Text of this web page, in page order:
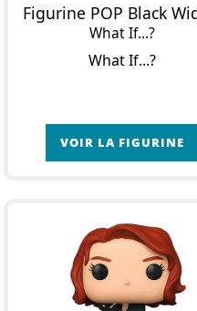
What If...?
What If...?
VOIR LA FIGURINE